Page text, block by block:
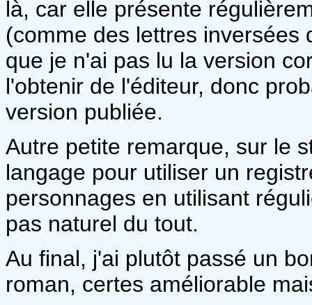
là, car elle présente
(comme des lettres
que je n'ai pas lu la version
l'obtenir de l'éditeur, donc
version publiée.
Autre petite remarque, sur le
langage pour utiliser un
personnages en utilisant
pas naturel du tout.
Au final, j'ai plutôt passé un
roman, certes améliorable